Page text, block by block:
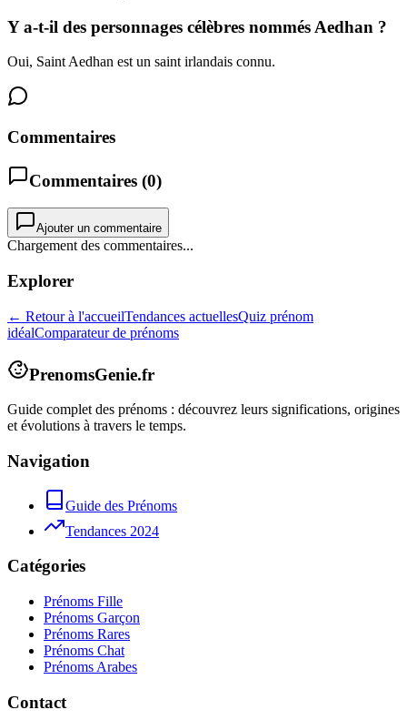
Y a-t-il des personnages célèbres nommés Aedhan ?
Oui, Saint Aedhan est un saint irlandais connu.
Commentaires
Commentaires (0)
Ajouter un commentaire
Chargement des commentaires...
Explorer
← Retour à l'accueilTendances actuellesQuiz prénom
idéalComparateur de prénoms
PrenomsGenie.fr
Guide complet des prénoms : découvrez leurs significations, origines
et évolutions à travers le temps.
Navigation
Guide des Prénoms
Tendances 2024
Catégories
Prénoms Fille
Prénoms Garçon
Prénoms Rares
Prénoms Chat
Prénoms Arabes
Contact